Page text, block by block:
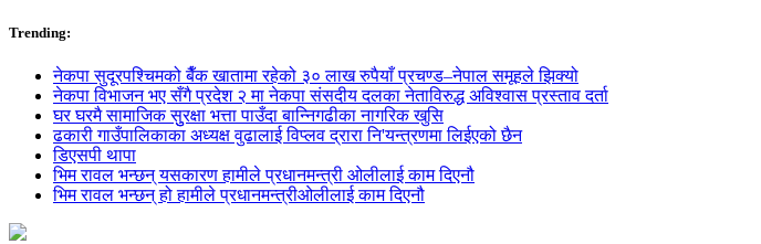
Trending:
नेकपा सुदूरपश्चिमको बैँक खातामा रहेको ३० लाख रुपैयाँ प्रचण्ड–नेपाल समूहले झिक्य‍ो
नेकपा विभाजन भए सँगै प्रदेश २ मा नेकपा संसदीय दलका नेताविरुद्ध अविश्वास प्रस्ताव दर्ता
घर घरमै सामाजिक सुुरक्षा भत्ता पाउँदा बान्निगढीका नागरिक खुसि
ढकारी गाउँपालिकाका अध्यक्ष वुढालाई विप्लव द्रारा नि'यन्त्रणमा लिईएको छैन
डिएसपी थापा
भिम रावल भन्छन् यसकारण हामीले प्रधानमन्त्री ओलीलाई काम दिएनौ
भिम रावल भन्छन् हो हामीले प्रधानमन्त्रीओलीलाई काम दिएनौ